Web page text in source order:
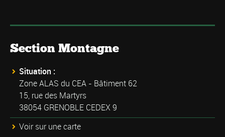
Section Montagne
Situation :
Zone ALAS du CEA - Bâtiment 62
15, rue des Martyrs
38054 GRENOBLE CEDEX 9
Voir sur une carte